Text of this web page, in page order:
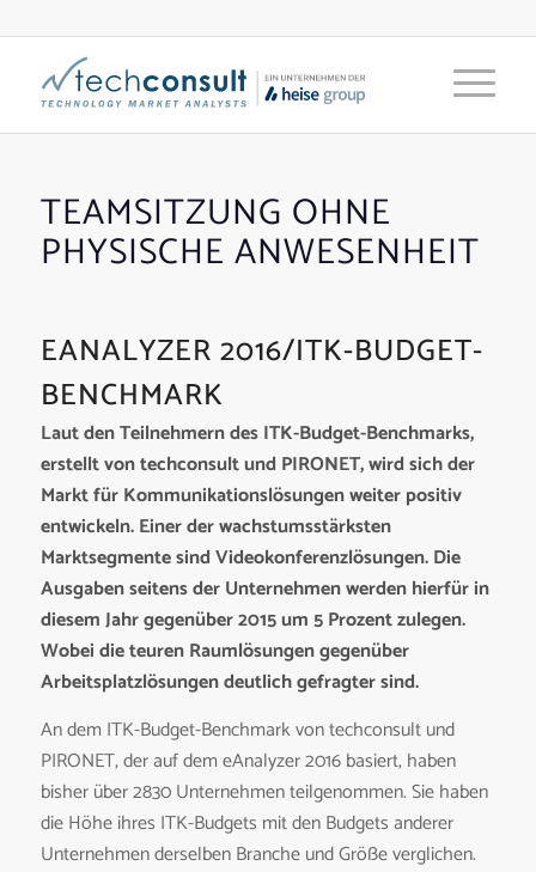
TEAMSITZUNG OHNE
PHYSISCHE ANWESENHEIT
EANALYZER 2016/ITK-BUDGET-
BENCHMARK
Laut den Teilnehmern des ITK-Budget-Benchmarks,
erstellt von techconsult und PIRONET, wird sich der
Markt für Kommunikationslösungen weiter positiv
entwickeln. Einer der wachstumsstärksten
Marktsegmente sind Videokonferenzlösungen. Die
Ausgaben seitens der Unternehmen werden hierfür in
diesem Jahr gegenüber 2015 um 5 Prozent zulegen.
Wobei die teuren Raumlösungen gegenüber
Arbeitsplatzlösungen deutlich gefragter sind.
An dem ITK-Budget-Benchmark von techconsult und
PIRONET, der auf dem eAnalyzer 2016 basiert, haben
bisher über 2830 Unternehmen teilgenommen. Sie haben
die Höhe ihres ITK-Budgets mit den Budgets anderer
Unternehmen derselben Branche und Größe verglichen.